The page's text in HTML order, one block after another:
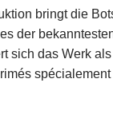
bringt die
der
sich das Werk